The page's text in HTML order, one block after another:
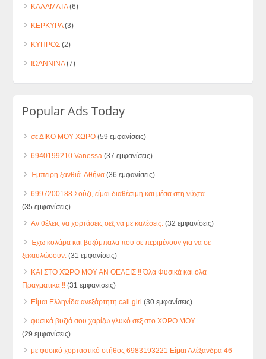
ΚΑΛΑΜΑΤΑ(6)
ΚΕΡΚΥΡΑ(3)
ΚΥΠΡΟΣ (2)
ΙΩΑΝΝΙΝΑ(7)
Popular Ads Today
σε ΔΙΚΟ ΜΟΥ ΧΩΡΟ (59 εμφανίσεις)
6940199210 Vanessa (37 εμφανίσεις)
Έμπειρη ξανθιά. Αθήνα (36 εμφανίσεις)
6997200188 Σούζι, είμαι διαθέσιμη και μέσα στη νύχτα
(35 εμφανίσεις)
Αν θέλεις να χορτάσεις σεξ να με καλέσεις. (32 εμφανίσεις)
Έχω κολάρα και βυζόμπαλα που σε περιμένουν για να σε
ξεκαυλώσουν. (31 εμφανίσεις)
ΚΑΙ ΣΤΟ ΧΏΡΟ ΜΟΥ ΑΝ ΘΕΛΕΙΣ !! Όλα Φυσικά και όλα
Πραγματικά !! (31 εμφανίσεις)
Είμαι Ελληνίδα ανεξάρτητη call girl (30 εμφανίσεις)
φυσικά βυζιά σου χαρίζω γλυκό σεξ στο ΧΩΡΟ ΜΟΥ
(29 εμφανίσεις)
με φυσικό χορταστικό στήθος 6983193221 Είμαι Αλέξανδρα 46